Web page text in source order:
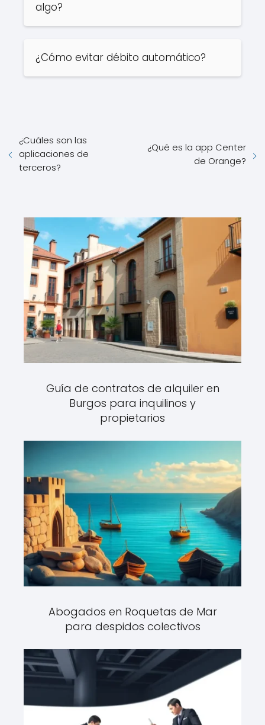
algo?
¿Cómo evitar débito automático?
¿Cuáles son las
aplicaciones de
terceros?
¿Qué es la app Center
de Orange?
Guía de contratos de alquiler en
Burgos para inquilinos y
propietarios
Abogados en Roquetas de Mar
para despidos colectivos